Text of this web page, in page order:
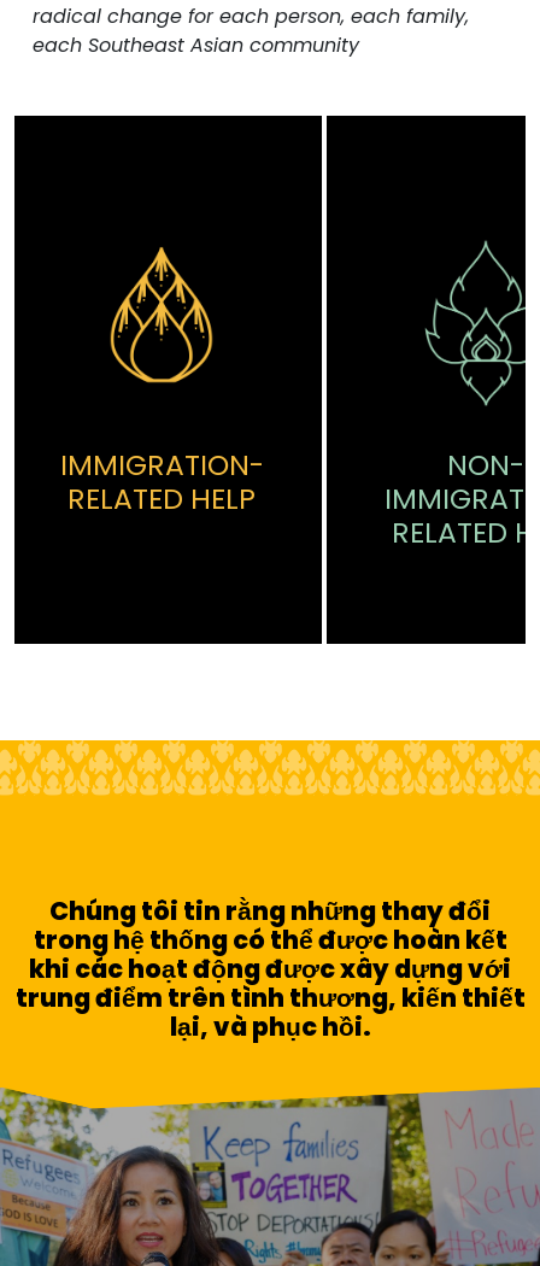
radical change for each person, each family,
each Southeast Asian community
IMMIGRATION-
RELATED HELP
NON-
RELATED
Chúng tôi tin rằng những thay đổi
trong hệ thống có thể được hoàn kết
khi các hoạt động được xây dựng với
trung điểm trên tình thương, kiến thiết
lại, và phục hồi.